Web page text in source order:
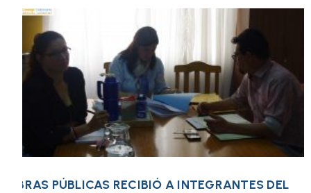
OBRAS PÚBLICAS RECIBIÓ A INTEGRANTES DEL